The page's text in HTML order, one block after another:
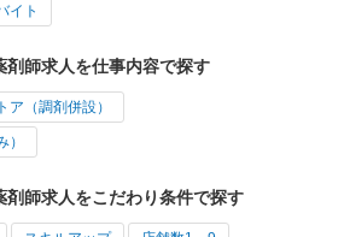
イト
師求人を仕事内容で探す
ア（調剤併設）
師求人をこだわり条件で探す